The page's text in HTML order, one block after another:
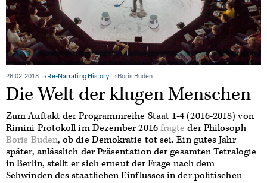
26.02.2018 Re-Narrating History Boris Buden
Die Welt der klugen Menschen
Zum Auftakt der Programmreihe Staat 1-4 (2016-2018) von
Rimini Protokoll im Dezember 2016fragte der Philosoph
Boris Buden, ob die Demokratie tot sei. Ein gutes Jahr
später, anlässlich der Präsentation der gesamten Tetralogie
in Berlin, stellt er sich erneut der Frage nach dem
Schwinden des staatlichen Einflusses in der politischen